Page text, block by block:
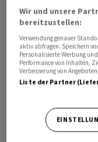
Verurteilte wollen
Von den
ihren illegalen
wurden drei zu
Wir und unsere
bereitzustellen:
Verwendung genauer
aktiv abfragen. Speichern
Personalisierte Werbung
Performance von Inhalten,
Verbesserung von Angeboten.
Liste der Partner